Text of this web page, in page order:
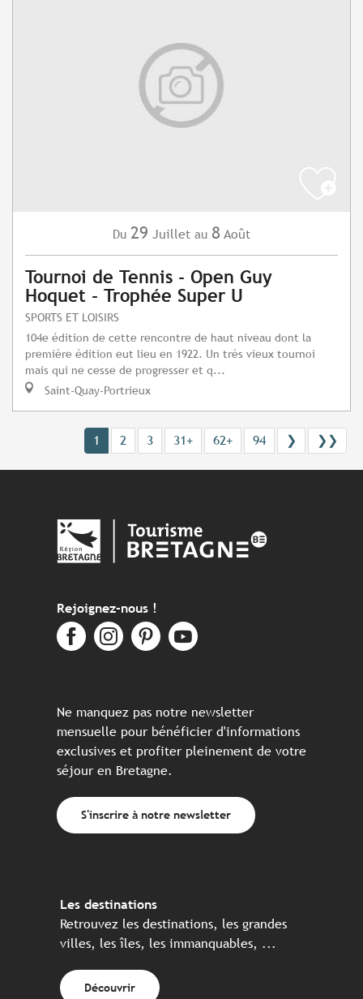
Du 29 Juillet au 8 Août
Tournoi de Tennis - Open Guy
Hoquet - Trophée Super U
SPORTS ET LOISIRS
104e édition de cette rencontre de haut niveau dont la
première édition eut lieu en 1922. Un très vieux tournoi
mais qui ne cesse de progresser et q...
Saint-Quay-Portrieux
1 2 3 31+ 62+ 94 ❯ ❯❯
Rejoignez-nous !
Ne manquez pas notre newsletter
mensuelle pour bénéficier d'informations
exclusives et profiter pleinement de votre
séjour en Bretagne.
S'inscrire à notre newsletter
Les destinations
Retrouvez les destinations, les grandes
villes, les îles, les immanquables, ...
Découvrir